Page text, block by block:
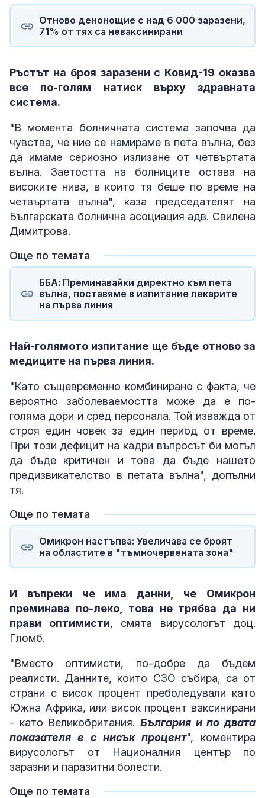
Отново денонощие с над 6 000 заразени,
71% от тях са неваксинирани
Ръстът на броя заразени с Ковид-19 оказва
все по-голям натиск върху здравната
система.
"В момента болничната система започва да
чувства, че ние се намираме в пета вълна, без
да имаме сериозно излизане от четвъртата
вълна. Заетостта на болниците остава на
високите нива, в които тя беше по време на
четвъртата вълна", каза председателят на
Българската болнична асоциация адв. Свилена
Димитрова.
Още по темата
ББА: Преминавайки директно към пета
вълна, поставяме в изпитание лекарите
на първа линия
Най-голямото изпитание ще бъде отново за
медиците на първа линия.
"Като същевременно комбинирано с факта, че
вероятно заболеваемостта може да е по-
голяма дори и сред персонала. Той изважда от
строя един човек за един период от време.
При този дефицит на кадри въпросът би могъл
да бъде критичен и това да бъде нашето
предизвикателство в петата вълна", допълни
тя.
Още по темата
Омикрон настъпва: Увеличава се броят
на областите в "тъмночервената зона"
И въпреки че има данни, че Омикрон
преминава по-леко, това не трябва да ни
прави оптимисти, смята вирусологът доц.
Гломб.
"Вместо оптимисти, по-добре да бъдем
реалисти. Данните, които СЗО събира, са от
страни с висок процент преболедували като
Южна Африка, или висок процент ваксинирани
- като Великобритания. България и по двата
показателя е с нисък процент", коментира
вирусологът от Националния център по
заразни и паразитни болести.
Още по темата